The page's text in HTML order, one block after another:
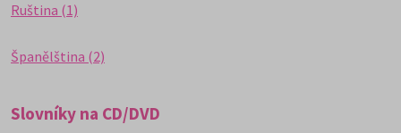
Ruština (1)
Španělština (2)
Slovníky na CD/DVD